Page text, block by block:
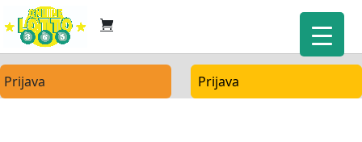
Prijava Prijava